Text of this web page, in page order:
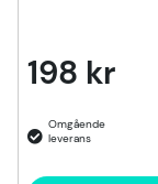
198 kr